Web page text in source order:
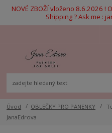
NOVÉ ZBOŽÍ vloženo 8.6.2026 !
Shipping ? Ask me :
Úvod OBLEČKY PRO PANENKY
JanaEdrova